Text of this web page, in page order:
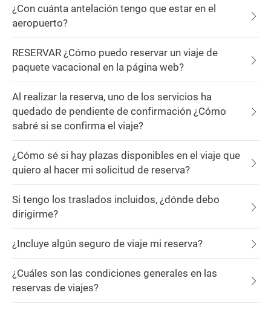
¿Con cuánta antelación tengo que estar en el
aeropuerto?
RESERVAR ¿Cómo puedo reservar un viaje de
paquete vacacional en la página web?
Al realizar la reserva, uno de los servicios ha
quedado de pendiente de confirmación ¿Cómo
sabré si se confirma el viaje?
¿Cómo sé si hay plazas disponibles en el viaje que
quiero al hacer mi solicitud de reserva?
Si tengo los traslados incluidos, ¿dónde debo
dirigirme?
¿Incluye algún seguro de viaje mi reserva?
¿Cuáles son las condiciones generales en las
reservas de viajes?